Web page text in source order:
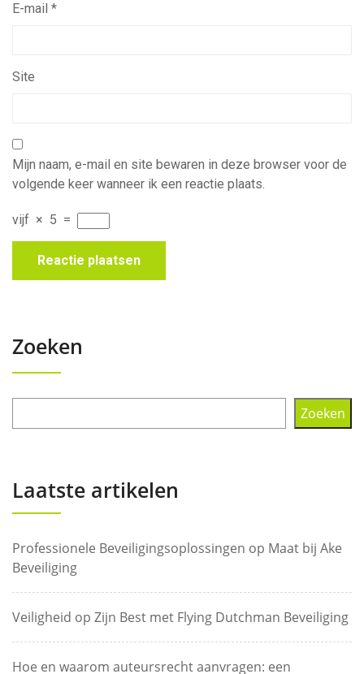
E-mail *
Site
Mijn naam, e-mail en site bewaren in deze browser voor de
volgende keer wanneer ik een reactie plaats.
vijf × 5 =
Zoeken
Zoeken
Laatste artikelen
Professionele Beveiligingsoplossingen op Maat bij Ake
Beveiliging
Veiligheid op Zijn Best met Flying Dutchman Beveiliging
Hoe en waarom auteursrecht aanvragen: een